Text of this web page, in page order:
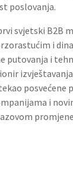
poslovanja.
svjetski B2B
i
putovanja i
posvećene
i